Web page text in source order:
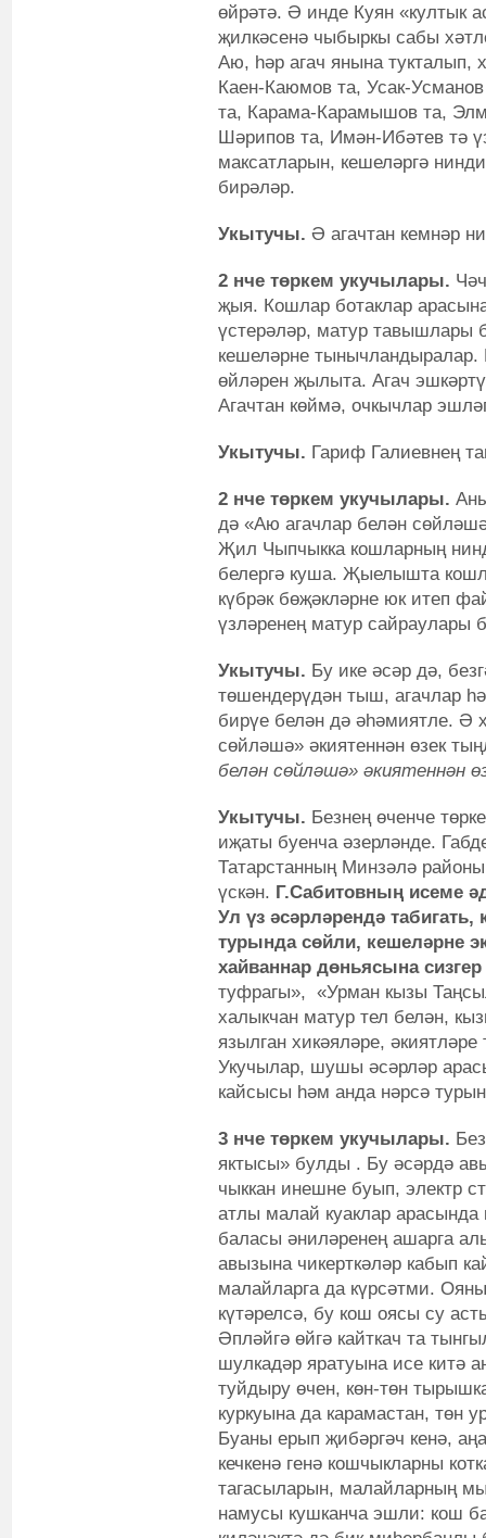
өйрәтә. Ә инде Куян «култык
җилкәсенә чыбыркы сабы
Аю, һәр агач янына
Каен-Каюмов та, Усак-
та, Карама-Карамышов та,
Шәрипов та, Имән-Ибәтев тә
максатларын, кешеләргә
бирәләр.
Укытучы. Ә агачтан кемнәр
2 нче төркем укучылары.
җыя. Кошлар ботаклар
үстерәләр, матур тавышлары
кешеләрне тынычландыралар.
өйләрен җылыта. Агач
Агачтан көймә, очкычлар
Укытучы. Гариф Галиевнең
2 нче төркем укучылары.
дә «Аю агачлар белән
Җил Чыпчыкка кошларның
белергә куша. Җыелышта
күбрәк бөҗәкләрне юк итеп
үзләренең матур сайраулары
Укытучы. Бу ике әсәр дә,
төшендерүдән тыш, агачлар
бирүе белән дә әһәмиятле. Ә
сөйләшә» әкиятеннән өзек
белән сөйләшә» әкиятеннән
Укытучы. Безнең өченче
иҗаты буенча әзерләнде.
Татарстанның Минзәлә
үскән. Г.Сабитовның исеме
Ул үз әсәрләрендә
турында сөйли, кешеләрне
хайваннар дөньясына
туфрагы», «Урман кызы
халыкчан матур тел белән,
язылган хикәяләре,
Укучылар, шушы әсәрләр
кайсысы һәм анда нәрсә
3 нче төркем укучылары.
яктысы» булды . Бу әсәрдә
чыккан инешне буып, электр
атлы малай куаклар
баласы әниләренең ашарга
авызына чикерткәләр кабып
малайларга да күрсәтми.
күтәрелсә, бу кош оясы су
Әпләйгә өйгә кайткач та
шулкадәр яратуына исе китә
туйдыру өчен, көн-төн
куркуына да карамастан, төн
Буаны ерып җибәргәч кенә,
кечкенә генә кошчыкларны
тагасыларын, малайларның
намусы кушканча эшли: кош